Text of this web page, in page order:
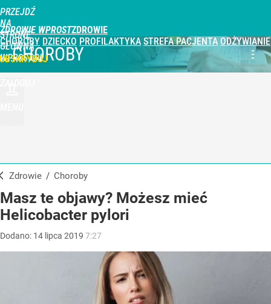
PRZEJDŹ
NA
STRONĘ
GŁÓWNĄ
WPROST.PL
ZDROWIE WPROST
CHOROBY DZIECKO PROFILAKTYKA STREFA PACJENTA ODŻYWIANIE
CHOROBY
Zdrowie / Choroby
Masz te objawy? Możesz mieć
Helicobacter pylori
Dodano: 14 lipca 2019 7:27